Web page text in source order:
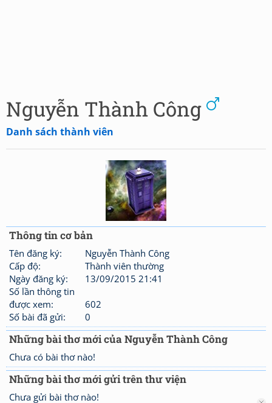
Nguyễn Thành Công
Danh sách thành viên
Thông tin cơ bản
Tên đăng ký:
Nguyễn Thành Công
Cấp độ:
Thành viên thường
Ngày đăng ký:
13/09/2015 21:41
Số lần thông tin
được xem:
602
Số bài đã gửi:
0
Những bài thơ mới của Nguyễn Thành Công
Chưa có bài thơ nào!
Những bài thơ mới gửi trên thư viện
Chưa gửi bài thơ nào!